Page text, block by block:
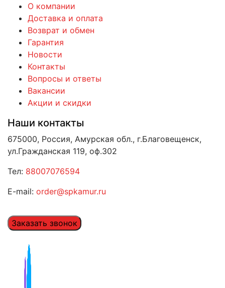
О компании
Доставка и оплата
Возврат и обмен
Гарантия
Новости
Контакты
Вопросы и ответы
Вакансии
Акции и скидки
Наши контакты
675000, Россия, Амурская обл., г.Благовещенск,
ул.Гражданская 119, оф.302
Тел: 88007076594
E-mail: order@spkamur.ru
Заказать звонок